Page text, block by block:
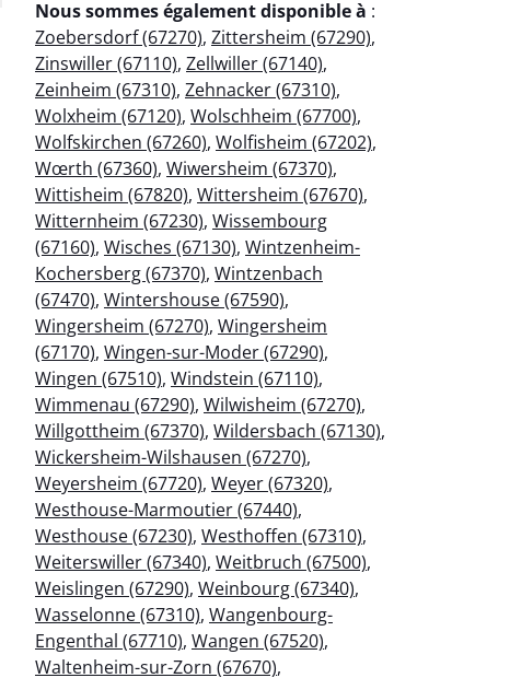
Nous sommes également disponible à :
Zoebersdorf (67270), Zittersheim (67290),
Zinswiller (67110), Zellwiller (67140),
Zeinheim (67310), Zehnacker (67310),
Wolxheim (67120), Wolschheim (67700),
Wolfskirchen (67260), Wolfisheim (67202),
Wœrth (67360), Wiwersheim (67370),
Wittisheim (67820), Wittersheim (67670),
Witternheim (67230), Wissembourg
(67160), Wisches (67130), Wintzenheim-
Kochersberg (67370), Wintzenbach
(67470), Wintershouse (67590),
Wingersheim (67270), Wingersheim
(67170), Wingen-sur-Moder (67290),
Wingen (67510), Windstein (67110),
Wimmenau (67290), Wilwisheim (67270),
Willgottheim (67370), Wildersbach (67130),
Wickersheim-Wilshausen (67270),
Weyersheim (67720), Weyer (67320),
Westhouse-Marmoutier (67440),
Westhouse (67230), Westhoffen (67310),
Weiterswiller (67340), Weitbruch (67500),
Weislingen (67290), Weinbourg (67340),
Wasselonne (67310), Wangenbourg-
Engenthal (67710), Wangen (67520),
Waltenheim-sur-Zorn (67670),